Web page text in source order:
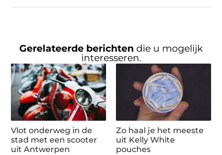
Gerelateerde berichten die u mogelijk
interesseren.
Vlot onderweg in de
stad met een scooter
uit Antwerpen
Zo haal je het meeste
uit Kelly White
pouches